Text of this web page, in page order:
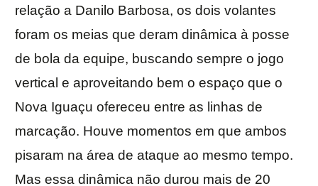
relação a Danilo Barbosa, os dois volantes
foram os meias que deram dinâmica à posse
de bola da equipe, buscando sempre o jogo
vertical e aproveitando bem o espaço que o
Nova Iguaçu ofereceu entre as linhas de
marcação. Houve momentos em que ambos
pisaram na área de ataque ao mesmo tempo.
Mas essa dinâmica não durou mais de 20